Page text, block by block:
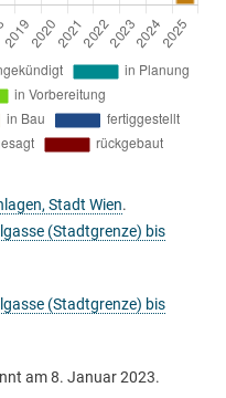
Stadt Wien.
(Stadtgrenze) bis
(Stadtgrenze) bis
am 8. Januar 2023.